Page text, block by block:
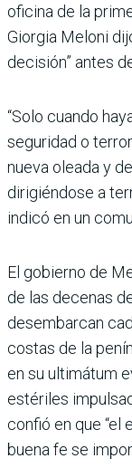
oficina de la
Giorgia Meloni
decisión” antes
“Solo cuando
seguridad o
nueva oleada y
dirigiéndose a
indicó en un
El gobierno de
de las decenas
desembarcan
costas de la
en su ultimátum
estériles
confió en que “el
buena fe se